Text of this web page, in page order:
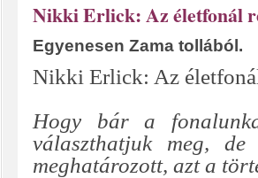
Nikki Erlick: Az életfonál
Egyenesen Zama tollából.
Nikki Erlick: Az
Hogy bár a
választhatjuk meg,
meghatározott, azt a